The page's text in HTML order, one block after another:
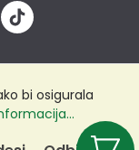
bi osigurala